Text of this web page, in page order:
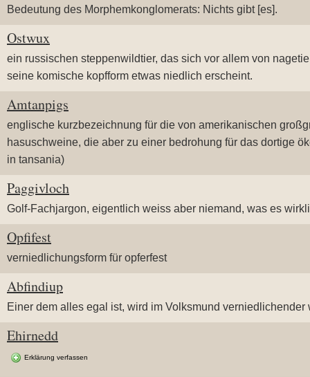
Bedeutung des Morphemkonglomerats: Nichts gibt [es].
Ostwux
ein russischen steppenwildtier, das sich vor allem von
seine komische kopfform etwas niedlich erscheint.
Amtanpigs
englische kurzbezeichnung für die von amerikanischen
hasuschweine, die aber zu einer bedrohung für das dortige
in tansania)
Paggivloch
Golf-Fachjargon, eigentlich weiss aber niemand, was es
Opfifest
verniedlichungsform für opferfest
Abfindiup
Einer dem alles egal ist, wird im Volksmund verniedlichender
Ehirnedd
Erklärung verfassen